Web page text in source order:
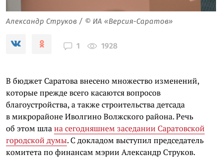
Александр Струков / © ИА «Версия-Саратов»
1 1928
В бюджет Саратова внесено множество изменений,
которые прежде всего касаются вопросов
благоустройства, а также строительства детсада
в микрорайоне Иволгино Волжского района. Речь
об этом шлана сегодняшнем заседании Саратовской
городской думы. С докладом выступил председатель
комитета по финансам мэрии Александр Струков.